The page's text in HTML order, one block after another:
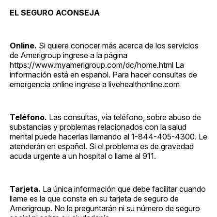
EL SEGURO ACONSEJA
Online. Si quiere conocer más acerca de los servicios
de Amerigroup ingrese a la página
https://www.myamerigroup.com/dc/home.html La
información está en español. Para hacer consultas de
emergencia online ingrese a livehealthonline.com
Teléfono. Las consultas, vía teléfono, sobre abuso de
substancias y problemas relacionados con la salud
mental puede hacerlas llamando al 1-844-405-4300. Le
atenderán en español. Si el problema es de gravedad
acuda urgente a un hospital o llame al 911.
Tarjeta. La única información que debe facilitar cuando
llame es la que consta en su tarjeta de seguro de
Amerigroup. No le preguntarán ni su número de seguro